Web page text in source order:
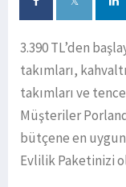
3.390 TL’den
takımları,
takımları ve
Müşteriler
bütçene en
Evlilik Paketinizi